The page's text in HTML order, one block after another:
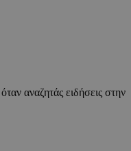
αναζητάς ειδήσεις στην